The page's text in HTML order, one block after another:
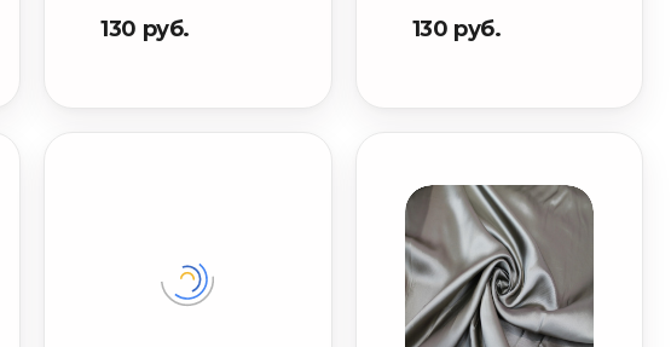
130 руб. 130 руб.